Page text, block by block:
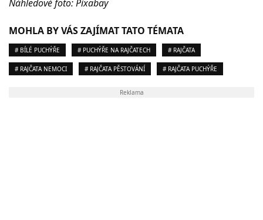
Náhledové foto: Pixabay
MOHLA BY VÁS ZAJÍMAT TATO TÉMATA
# BÍLÉ PUCHÝŘE # PUCHÝŘE NA RAJČATECH # RAJČATA
# RAJČATA NEMOCI # RAJČATA PĚSTOVÁNÍ # RAJČATA PUCHÝŘE
Reklama